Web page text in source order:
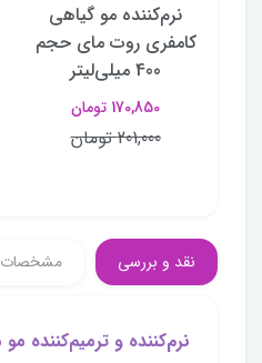
نرم‌کننده مو گیاهی
کامفری روت مای حجم
400 میلی‌لیتر
170,850 تومان
201,000 تومان
نقد و بررسی مشخصات